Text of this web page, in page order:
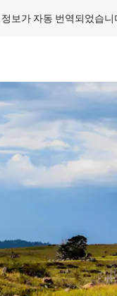
보가 자동 번역되었습니
탐색하세요.